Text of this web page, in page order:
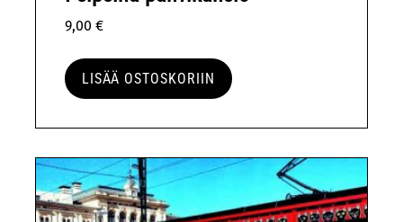
9,00 €
LISÄÄ OSTOSKORIIN